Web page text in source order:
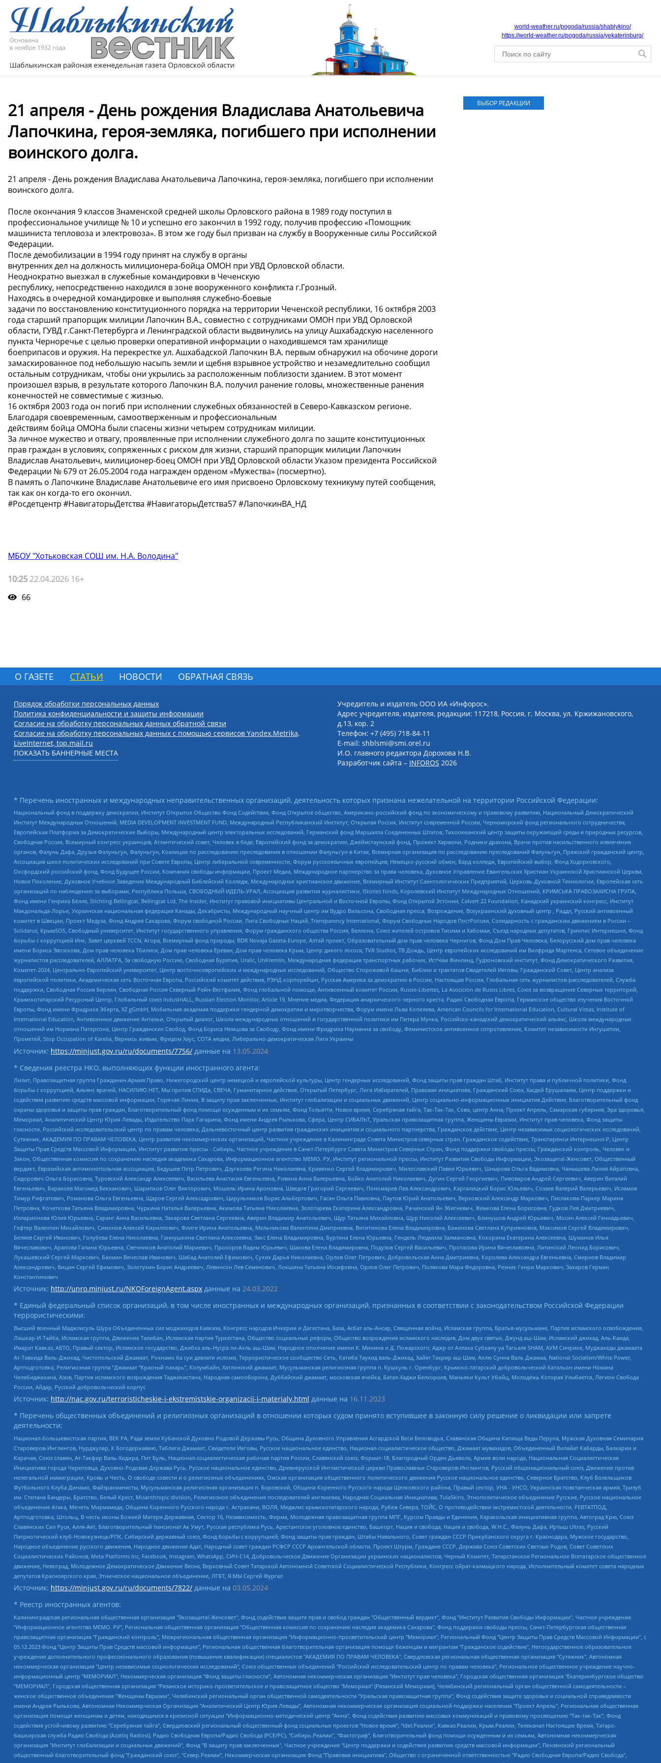
world-weather.ru/pogoda/russia/shablykino/
https://world-weather.ru/pogoda/russia/yekaterinburg/
21 апреля - День рождения Владислава Анатольевича
Лапочкина, героя-земляка, погибшего при исполнении
воинского долга.
21 апреля - День рождения Владислава Анатольевича Лапочкина, героя-земляка, погибшего при исполнении
воинского долга.
После окончания 9 классов Знаменской средней школы Орловского района в 1989 году поступил в
профессиональное училище № 10 и успешно его закончил в 1992 году, получив профессию «Помощник
машиниста тепловоза и электровоза». В этом же году был призван на службу в Вооруженные силы Российской
Федерации.
После демобилизации в 1994 году принят на службу в органы
внутренних дел на должность милиционера-бойца ОМОН при УВД Орловской области.
Неоднократно выезжал в служебные командировки в Чеченскую
республику, непосредственно находился в зоне вооруженного конфликта г.Грозный.
Находясь в очередной командировке и выполняя служебно-боевые
задачи по восстановлению конституционного порядка на территории Чеченской республики, 16 октября 2003
года старший прапорщик милиции Лапочкин В.А., совместно с сотрудниками ОМОН при УВД Орловской
области, ГУВД г.Санкт-Петербурга и Ленинградской области выдвинулись на улицу Ашхабадскую населенного
пункта Черноречье с целью проверки оперативной информации о находившемся там хранилище
боеприпасов и оружия. На перекрестке ул. Ашхабадской Лапочкин В.А. первым обнаружил на обочине дороги
замаскированное под небольшую насыпь земли и щебня взрывное устройство и незамедлительно сообщил
остальным сотрудникам, чтобы они укрылись за расположенным поблизости зданием. В этот момент
произошел взрыв, в результате которого Лапочкин В.А. получил ранение головы, множественные ранения
конечностей не совместимые с жизнью.
16 октября 2003 года он погиб при исполнении служебных обязанностей в Северо-Кавказском регионе.
Благодаря своевременным, самоотверженным и профессиональным
действиям бойца ОМОНа были спасены жизни четырем сотрудникам милиции.
За личное мужество и отвагу, проявленные при исполнении служебного долга по защите конституционных
прав граждан в условиях, сопряженных с риском для жизни, старший прапорщик милиции Лапочкин
Владислав Анатольевич, милиционер-боец ОМОН при УВД Орловской области Указом президента Российской
Федерации № 679 от 26.05.2004 года награжден орденом «Мужества» (посмертно).
В память о Лапочкине Владиславе Анатольевиче его имя присвоено Орловскому техникуму путей сообщения,
так как он когда-то его окончил.
#Росдетцентр #НавигаторыДетства #НавигаторыДетства57 #ЛапочкинВА_НД
МБОУ "Хотьковская СОШ им. Н.А. Володина"
10:25 22.04.2026 16+
66
ВЫБОР РЕДАКЦИИ
О ГАЗЕТЕ СТАТЬИ НОВОСТИ ОБРАТНАЯ СВЯЗЬ
Порядок обработки персональных данных
Политика конфиденциальности и защиты информации
Согласие на обработку персональных данных обратной связи
Согласие на обработку персональных данных с помощью сервисов Yandex.Metrika,
LiveInternet, top.mail.ru
ПОКАЗАТЬ БАННЕРНЫЕ МЕСТА
Учредитель и издатель ООО ИА «Инфорос».
Адрес учредителя, издателя, редакции: 117218, Россия, г. Москва, ул. Кржижановского,
д.13, кор. 2
Телефон: +7 (495) 718-84-11
E-mail: shblsmi@smi.orel.ru
И.О. главного редактора Дорохова Н.В.
Разработчик сайта – INFOROS 2026
* Перечень иностранных и международных неправительственных организаций, деятельность которых признана нежелательной на территории Российской Федерации:
Национальный фонд в поддержку демократии, Институт Открытое Общество Фонд Содействия, Фонд Открытое общество, Американо-российский фонд по экономическому и правовому развитию, Национальный Демократический
Институт Международных Отношений, MEDIA DEVELOPMENT INVESTMENT FUND, Международный Республиканский Институт, Открытая Россия, Институт современной России, Черноморский фонд регионального сотрудничества,
Европейская Платформа за Демократические Выборы, Международный центр электоральных исследований, Германский фонд Маршалла Соединенных Штатов, Тихоокеанский центр защиты окружающей среды и природных ресурсов,
Свободная Россия, Всемирный конгресс украинцев, Атлантический совет, Человек в беде, Европейский фонд за демократию, Джеймстаунский фонд, Прожект Хармони, Родники дракона, Врачи против насильственного извлечения
органов, Фалунь Дафа, Друзья Фалуньгун, Фалуньгун, Коалиция по расследованию преследования в отношении Фалуньгун в Китае, Всемирная организация по расследованию преследований Фалуньгун, Пражский гражданский центр,
Ассоциация школ политических исследований при Совете Европы, Центр либеральной современности, Форум русскоязычных европейцев, Немецко-русский обмен, Бард колледж, Европейский выбор, Фонд Ходорковского,
Оксфордский российский фонд, Фонд Будущее России, Компания свободы информации, Проект Медиа, Международное партнерство за права человека, Духовное Управление Евангельских Христиан Украинской Христианской Церкви,
Новое Поколение, Духовное Учебное Заведение Международный Библейский Колледж, Международное христианское движение, Всемирный Институт Саентологических Предприятий, Церковь Духовной Технологии, Европейская сеть
организаций по наблюдению за выборами, Республика Польша, СВОБОДНЫЙ ИДЕЛЬ-УРАЛ, Ассоциация развития журналистики, IStories fonds, Королевский Институт Международных Отношений, КРИМСЬКА ПРАВОЗАХИСНА ГРУПА,
Фонд имени Генриха Бёлля, Stichting Bellingcat, Bellingcat Ltd, The Insider, Институт правовой инициативы Центральной и Восточной Европы, Фонд Открытой Эстонии, Calvert 22 Foundation, Канадский украинский конгресс, Институт
Макдональда-Лорье, Украинская национальная федерация Канады, Декабристы, Международный научный центр им Вудро Вильсона, Свободная пресса, Возрождение, Всеукраинский духовный центр , Риддл, Русский антивоенный
комитет в Швеции, Проект Медуза, Фонд Андрея Сахарова, Форум свободной России, Лига Свободных Наций, Transparеncy International, Форум Свободных Народов ПостРоссии, Солидарность с гражданским движением в России –
Solidarus, КрымSOS, Свободный университет, Институт государственного управления, Форум гражданского общества Россия, Беллона, Союз жителей островов Тисима и Хабомаи, Съезд народных депутатов, Гринпис Интернешнл, Фонд
борьбы с коррупцией Инк, Завет церквей TCCN, Агора, Всемирный фонд природы, BDR Novaja Gazeta-Europe, Алтай проект, Образовательный дом прав человека Чернигов, Фонд Дом Прав Человека, Белорусский дом прав человека
имени Бориса Звозскова, Дом прав человека Тбилиси, Дом прав человека Ереван, Дом прав человека Крым, Центр дикого лосося, TVR Studios, ТВ Дождь, Центр европейских исследований им Вилфрида Мартенса, Сетевое объединение
журналистов расследователей, АЛЛАТРА, За свободную Россию, Свободная Бурятия, Uralic, UnKremlin, Международная федерация транспортных рабочих, ИстЧам Финланд, Гудзоновский институт, Фонд Демократического Развития,
Комитет-2024, Центрально-Европейский университет, Центр восточноевропейских и международных исследований, Общество Сторожевой башни, Библии и трактатов Свидетелей Иеговы, Гражданский Совет, Центр анализа
европейской политики, Академическая сеть Восточная Европа, Российский комитет действия, РЭНД корпорейшн, Русская Америка за демократию в России, Настоящая Россия, Глобальная сеть журналистов-расследователей, Служба
поддержки, Свободная Россия Берлин, Свободная Россия Северный Рейн-Вестфалия, Фонд глобальной помощи, Антивоенный комитет России, Russie-Libertes, La Asocicion de Rusos Libres, Союз за возвращение Северных территорий,
Крымскотатарский Ресурсный Центр, Глобальный союз IndustriALL, Russian Election Monitor, Article 19, Мнение медиа, Федерация анархического черного креста, Радио Свободная Европа, Германское общество изучения Восточной
Европы, Фонд имени Фридриха Эберта, XZ gGmbH, Мобильная академия поддержки гендерной демократии и миротворчества, Форум имени Льва Копелева, American Councils for International Education, Cultural Vistas, Institute of
International Education, Антивоенное движение Антальи, Открытый диалог, Школа международных отношений и государственной политики им Питера Мунка, Российско-канадский демократический альянс, Школа международных
отношений им Нормана Патерсона, Центр Гражданских Свобод, Фонд Бориса Немцова за Свободу, Фонд имени Фридриха Науманна за свободу, Феминистское антивоенное сопротивление, Комитет независимости Ингушетии,
Прометей, Stop Occupation of Karelia, Вернись живым, Фридом Хаус, СОТА медиа, Либерально-демократическая Лига Украины
Источник: https://minjust.gov.ru/ru/documents/7756/ данные на 13.05.2024
* Сведения реестра НКО, выполняющих функции иностранного агента:
Лилит, Правозащитная группа Гражданин.Армия.Право, Нижегородский центр немецкой и европейской культуры, Центр гендерных исследований, Фонд защиты прав граждан Штаб, Институт права и публичной политики, Фонд
борьбы с коррупцией, Альянс врачей, НАСИЛИЮ.НЕТ, Мы против СПИДа, СВЕЧА, Гуманитарное действие, Открытый Петербург, Лига Избирателей, Правовая инициатива, Гражданский Союз, Хасдей Ерушалаим, Центр поддержки и
содействия развитию средств массовой информации, Горячая Линия, В защиту прав заключенных, Институт глобализации и социальных движений, Центр социально-информационных инициатив Действие, Благотворительный фонд
охраны здоровья и защиты прав граждан, Благотворительный фонд помощи осужденным и их семьям, Фонд Тольятти, Новое время, Серебряная тайга, Так-Так-Так, Сова, центр Анна, Проект Апрель, Самарская губерния, Эра здоровья,
Мемориал, Аналитический Центр Юрия Левады, Издательство Парк Гагарина, Фонд имени Андрея Рылькова, Сфера, Центр СИБАЛЬТ, Уральская правозащитная группа, Женщины Евразии, Институт прав человека, Фонд защиты
гласности, Российский исследовательский центр по правам человека, Дальневосточный центр развития гражданских инициатив и социального партнерства, Гражданское действие, Центр независимых социологических исследований,
Сутяжник, АКАДЕМИЯ ПО ПРАВАМ ЧЕЛОВЕКА, Центр развития некоммерческих организаций, Частное учреждение в Калининграде Совета Министров северных стран, Гражданское содействие, Трансперенси Интернешнл-Р, Центр
Защиты Прав Средств Массовой Информации, Институт развития прессы - Сибирь, Частное учреждение в Санкт-Петербурге Совета Министров Северных Стран, Фонд поддержки свободы прессы, Гражданский контроль, Человек и
Закон, Общественная комиссия по сохранению наследия академика Сахарова, Информационное агентство МЕМО. РУ, Институт региональной прессы, Институт Развития Свободы Информации, Экозащита!-Женсовет, Общественный
вердикт, Евразийская антимонопольная ассоциация, Бедушев Петр Петрович, Дзугкоева Регина Николаевна, Кривенко Сергей Владимирович, Милославский Павел Юрьевич, Шнырова Ольга Вадимовна, Чанышева Лилия Айратовна,
Сидорович Ольга Борисовна, Туровский Александр Алексеевич, Васильева Анастасия Евгеньевна, Ривина Анна Валерьевна, Бойко Анатолий Николаевич, Дугин Сергей Георгиевич, Пивоваров Андрей Сергеевич, Аверин Виталий
Евгеньевич, Барахоев Магомед Бекханович, Шарипков Олег Викторович, Мошель Ирина Ароновна, Шведов Григорий Сергеевич, Пономарев Лев Александрович, Каргалицкий Борис Юльевич, Созаев Валерий Валерьевич, Исламов
Тимур Рифгатович, Романова Ольга Евгеньевна, Щаров Сергей Алексадрович, Цирульников Борис Альбертович, Гасан Ольга Павловна, Паутов Юрий Анатольевич, Верховский Александр Маркович, Пислакова-Паркер Марина
Петровна, Кочеткова Татьяна Владимировна, Чуркина Наталья Валерьевна, Акимова Татьяна Николаевна, Золотарева Екатерина Александровна, Рачинский Ян Збигневич, Жемкова Елена Борисовна, Гудков Лев Дмитриевич,
Илларионова Юлия Юрьевна, Саранг Анна Васильевна, Захарова Светлана Сергеевна, Аверин Владимир Анатольевич, Щур Татьяна Михайловна, Щур Николай Алексеевич, Блинушов Андрей Юрьевич, Мосин Алексей Геннадьевич,
Гефтер Валентин Михайлович, Симонов Алексей Кириллович, Флиге Ирина Анатольевна, Мельникова Валентина Дмитриевна, Вититинова Елена Владимировна, Баженова Светлана Куприяновна, Максимов Сергей Владимирович,
Беляев Сергей Иванович, Голубева Елена Николаевна, Ганнушкина Светлана Алексеевна, Закс Елена Владимировна, Буртина Елена Юрьевна, Гендель Людмила Залмановна, Кокорина Екатерина Алексеевна, Шуманов Илья
Вячеславович, Арапова Галина Юрьевна, Свечников Анатолий Мариевич, Прохоров Вадим Юрьевич, Шахова Елена Владимировна, Подузов Сергей Васильевич, Протасова Ирина Вячеславовна, Литинский Леонид Борисович,
Лукашевский Сергей Маркович, Бахмин Вячеслав Иванович, Шабад Анатолий Ефимович, Сухих Дарья Николаевна, Орлов Олег Петрович, Добровольская Анна Дмитриевна, Королева Александра Евгеньевна, Смирнов Владимир
Александрович, Вицин Сергей Ефимович, Золотухин Борис Андреевич, Левинсон Лев Семенович, Локшина Татьяна Иосифовна, Орлов Олег Петрович, Полякова Мара Федоровна, Резник Генри Маркович, Захаров Герман
Константинович
Источник: http://unro.minjust.ru/NKOForeignAgent.aspx данные на 24.03.2022
* Единый федеральный список организаций, в том числе иностранных и международных организаций, признанных в соответствии с законодательством Российской Федерации
террористическими:
Высший военный Маджлисуль Шура Объединенных сил моджахедов Кавказа, Конгресс народов Ичкерии и Дагестана, База, Асбат аль-Ансар, Священная война, Исламская группа, Братья-мусульмане, Партия исламского освобождения,
Лашкар-И-Тайба, Исламская группа, Движение Талибан, Исламская партия Туркестана, Общество социальных реформ, Общество возрождения исламского наследия, Дом двух святых, Джунд аш-Шам, Исламский джихад, Аль-Каида,
Имарат Кавказ, АБТО, Правый сектор, Исламское государство, Джабха аль-Нусра ли-Ахль аш-Шам, Народное ополчение имени К. Минина и Д. Пожарского, Аджр от Аллаха Субхану уа Тагьаля SHAM, АУМ Синрике, Муджахеды джамаата
Ат-Тавхида Валь-Джихад, Чистопольский Джамаат, Рохнамо ба суи давлати исломи, Террористическое сообщество Сеть, Катиба Таухид валь-Джихад, Хайят Тахрир аш-Шам, Ахлю Сунна Валь Джамаа, National Socialism/White Power,
Артподготовка, Религиозная группа “Джамаат “Красный пахарь”, Колумбайн, Хатлонский джамаат, Мусульманская религиозная группа п. Кушкуль г. Оренбург, Крымско-татарский добровольческий батальон имени Номана
Челебиджихана, Азов, Партия исламского возрождения Таджикистана, Народная самооборона, Дуббайский джамаат, московская ячейка, Батал-Хаджи Белхороев, Маньяки Культ Убийц, Молодёжь Которая Улыбается, Легион Свобода
России, Айдар, Русский добровольческий корпус
Источник: http://nac.gov.ru/terroristicheskie-i-ekstremistskie-organizacii-i-materialy.html данные на 16.11.2023
* Перечень общественных объединений и религиозных организаций в отношении которых судом принято вступившее в законную силу решение о ликвидации или запрете
деятельности:
Национал-большевистская партия, ВЕК РА, Рада земли Кубанской Духовно Родовой Державы Русь, Община Духовного Управления Асгардской Веси Беловодья, Славянская Община Капища Веды Перуна, Мужская Духовная Семинария
Староверов-Инглингов, Нурджулар, К Богодержавию, Таблиги Джамаат, Свидетели Иеговы, Русское национальное единство, Национал-социалистическое общество, Джамаат мувахидов, Объединенный Вилайат Кабарды, Балкарии и
Карачая, Союз славян, Ат-Такфир Валь-Хиджра, Пит Буль, Национал-социалистическая рабочая партия России, Славянский союз, Формат-18, Благородный Орден Дьявола, Армия воли народа, Национальная Социалистическая
Инициатива города Череповца, Духовно-Родовая Держава Русь, Русское национальное единство, Древнерусской Инглистической церкви Православных Староверов-Инглингов, Русский общенациональный союз, Движение против
нелегальной иммиграции, Кровь и Честь, О свободе совести и о религиозных объединениях, Омская организация общественного политического движения Русское национальное единство, Северное Братство, Клуб Болельщиков
Футбольного Клуба Динамо, Файзрахманисты, Мусульманская религиозная организация п. Боровский, Община Коренного Русского народа Щелковского района, Правый сектор, УНА - УНСО, Украинская повстанческая армия, Тризуб
им. Степана Бандеры, Братство, Белый Крест, Misanthropic division, Религиозное объединение последователей инглиизма, Народная Социальная Инициатива, TulaSkins, Этнополитическое объединение Русские, Русское национальное
объединение Атака, Мечеть Мирмамеда, Община Коренного Русского народа г. Астрахани, ВОЛЯ, Меджлис крымскотатарского народа, Рубеж Севера, ТОЙС, О противодействии экстремистской деятельности, РЕВТАТПОД,
Артподготовка, Штольц, В честь иконы Божией Матери Державная, Сектор 16, Независимость, Фирма, Молодежная правозащитная группа МПГ, Курсом Правды и Единения, Каракольская инициативная группа, Автоград Крю, Союз
Славянских Сил Руси, Алля-Аят, Благотворительный пансионат Ак Умут, Русская республика Русь, Арестантское уголовное единство, Башкорт, Нация и свобода, Нация и свобода, W.H.С., Фалунь Дафа, Иртыш Ultras, Русский
Патриотический клуб-Новокузнецк/РПК, Сибирский державный союз, Фонд борьбы с коррупцией, Фонд защиты прав граждан, Штабы Навального, Совет граждан СССР Прикубанского округа г. Краснодара, Мужское государство,
Народное объединение русского движения, Народное движение Адат, Народный совет граждан РСФСР СССР Архангельской области, Проект Штурм, Граждане СССР, Держава Союз Советских Светлых Родов, Совет Советских
Социалистических Районов, Meta Platforms Inc, Facebook, Instagram, WhatsApp, СИЧ-С14, Добровольческое Движение Организации украинских националистов, Черный Комитет, Татарстанское Региональное Всетатарское общественное
движение, Невоград, Молодежное Демократическое Движение Весна, Верховный Совет Татарской Автономной Советской Социалистической Республики, Конгресс ойрат-калмыцкого народа, Исполнительный комитет совета народных
депутатов Красноярского края, Этническое национальное объединение, ЛГБТ, Я.МЫ Сергей Фургал
Источник: https://minjust.gov.ru/ru/documents/7822/ данные на 03.05.2024
* Реестр иностранных агентов:
Калининградская региональная общественная организация "Экозащита!-Женсовет", Фонд содействия защите прав и свобод граждан "Общественный вердикт", Фонд "Институт Развития Свободы Информации", Частное учреждение "Информационное агентство МЕМО. РУ", Региональная общественная организация "Общественная комиссия по сохранению наследия академика Сахарова", Фонд поддержки свободы прессы, Санкт-Петербургская общественная правозащитная организация "Гражданский контроль", Межрегиональная общественная организация "Информационно-просветительский центр "Мемориал", Региональный Фонд "Центр Защиты Прав Средств Массовой Информации", с 05.12.2023 Фонд "Центр Защиты Прав Средств массовой информации", Региональная общественная благотворительная организация помощи беженцам и мигрантам "Гражданское содействие", Негосударственное образовательное учреждение дополнительного профессионального образования (повышение квалификации) специалистов "АКАДЕМИЯ ПО ПРАВАМ ЧЕЛОВЕКА", Свердловская региональная общественная организация "Сутяжник", Автономная некоммерческая организация "Центр независимых социологических исследований", Союз общественных объединений "Российский исследовательский центр по правам человека", Региональное общественное учреждение научно-информационный центр "МЕМОРИАЛ", Некоммерческая организация "Фонд защиты гласности", Автономная некоммерческая организация "Институт прав человека", Городская общественная организация "Екатеринбургское общество "МЕМОРИАЛ", Городская общественная организация "Рязанское историко-просветительское и правозащитное общество "Мемориал" (Рязанский Мемориал), Челябинский региональный орган общественной самодеятельности – женское общественное объединение "Женщины Евразии", Челябинский региональный орган общественной самодеятельности "Уральская правозащитная группа", Фонд содействия защите здоровья и социальной справедливости имени Андрея Рылькова, Автономная Некоммерческая Организация "Аналитический Центр Юрия Левады", Автономная некоммерческая организация социальной поддержки населения "Проект Апрель", Региональная общественная организация помощи женщинам и детям, находящимся в кризисной ситуации "Информационно-методический центр "Анна", Фонд содействия развитию массовых коммуникаций и правовому просвещению "Так-так-Так", Фонд содействия устойчивому развитию "Серебряная тайга", Свердловский региональный общественный фонд социальных проектов "Новое время", "Idel.Реалии", Кавказ.Реалии, Крым.Реалии, Телеканал Настоящее Время, Татаро-башкирская служба Радио Свобода (Azatliq Radiosi), Радио Свободная Европа/Радио Свобода (PCE/PC), "Сибирь.Реалии", "Фактограф", Благотворительный фонд помощи осужденным и их семьям, Автономная некоммерческая организация "Институт глобализации и социальных движений", Фонд "В защиту прав заключенных", Частное учреждение "Центр поддержки и содействия развитию средств массовой информации", Пензенский региональный общественный благотворительный фонд "Гражданский союз", "Север.Реалии", Некоммерческая организация Фонд "Правовая инициатива", Общество с ограниченной ответственностью "Радио Свободная Европа/Радио Свобода", Чешское информационное агентство "MEDIUM-ORIENT", Красноярская региональная общественная организация "Мы против СПИДа", Камалягин Денис Николаевич, Маркелов Сергей Евгеньевич, Пономарев Лев Александрович, Савицкая Людмила Алексеевна, Автономная некоммерческая организация "Центр по работе с проблемой насилия "НАСИЛИЮ.НЕТ", Межрегиональный профессиональный союз работников здравоохранения "Альянс врачей", Юридическое лицо, зарегистрированное в Латвийской Республике, SIA "Medusa Project" (регистрационный номер 40103797863, дата регистрации 10.06.2014), Некоммерческая организация "Фонд по борьбе с коррупцией", Автономная некоммерческая организация "Институт права и публичной политики", Баданин Роман Сергеевич, Гликин Максим Александрович, Железнова Мария Михайловна, Лукьянова Юлия Сергеевна, Маетная Елизавета Витальевна, Маняхин Петр Борисович, Чуракова Ольга Владимировна, Ярош Юлия Петровна, Юридическое лицо "The Insider SIA", зарегистрированное в Риге, Латвийская Республика (дата регистрации 26.06.2015), являющееся администратором доменного имени интернет-издания "The Insider SIA", https://theins.ru, Постернак Алексей Евгеньевич, Рубин Михаил Аркадьевич, Анин Роман Александрович, Юридическое лицо Istories fonds, зарегистрированное в Латвийской Республике (регистрационный номер 50008295751, дата регистрации 24.02.2020), Великовский Дмитрий Александрович, Долинина Ирина Николаевна, Мароховская Алеся Алексеевна, Шлейнов Роман Юрьевич, Шмагун Олеся Валентиновна, Общество с ограниченной ответственностью "Альтаир 2021", Общество с ограниченной ответственностью "Вега 2021", Общество с ограниченной ответственностью "Главный редактор 2021", Общество с ограниченной ответственностью "Ромашки монолит", Важенков Артем Валерьевич, Ивановская областная общественная организация "Центр гендерных исследований", Гурман Юрий Альбертович, Медиапроект "ОВД-Инфо", Егоров Владимир Владимирович, Жилинский Владимир Александрович, Общество с ограниченной ответственностью "ЗП", Иванова София Юрьевна, Карезина Инна Павловна, Кильтау Екатерина Викторовна, Петров Алексей Викторович, Пискунов Сергей Евгеньевич, Смирнов Сергей Сергеевич, Тихонов Михаил Сергеевич, Общество с ограниченной ответственностью "ЖУРНАЛИСТ-ИНОСТРАННЫЙ АГЕНТ", Арапова Галина Юрьевна, Вольтская Татьяна Анатольевна, Американская компания "Mason G.E.S. Anonymous Foundation" (США), являющаяся владельцем интернет-издания https://mnews.world/, Компания "Stichting Bellingcat", зарегистрированная в Нидерландах (дата регистрации 11.07.2018), Захаров Андрей Вячеславович, Клепиковская Екатерина Дмитриевна, Общество с ограниченной ответственностью "МЕМО", Перл Роман Александрович, Симонов Евгений Алексеевич, Соловьева Елена Анатольевна, Сотников Даниил Владимирович, Сурначева Елизавета Дмитриевна, Автономная некоммерческая организация по защите прав человека и информированию населения "Якутия – Наше Мнение", Общество с ограниченной ответственностью "Москоу диджитал медиа", с 26.01.2023 Общество с ограниченной ответственностью "Чайка Белые сады", Ветошкина Валерия Валерьевна, Заговора Максим Александрович, Межрегиональное общественное движение "Российская ЛГБТ - сеть", Оленичев Максим Владимирович, Павлов Иван Юрьевич, Скворцова Елена Сергеевна, Общество с ограниченной ответственностью "Как бы инагент", Кочетков Игорь Викторович, Общество с ограниченной ответственностью "Честные выборы", Еланчик Олег Александрович, Общество с ограниченной ответственностью "Нобелевский призыв", Гималова Регина Эмилевна, Григорьев Андрей Валерьевич, Григорьева Алина Александровна, Ассоциация по содействию защите прав призывников, альтернативнослужащих и военнослужащих "Правозащитная группа "Гражданин.Армия.Право", Хисамова Регина Фаритовна, Автономная некоммерческая организация по реализации социально-правовых программ "Лилит", Дальневосточное общественное движение "Маяк", Санкт-Петербургская ЛГБТ-инициативная группа "Выход", Инициативная группа ЛГБТ+ "Реверс", Алексеев Андрей Викторович, Бекбулатова Таисия Львовна, Беляев Иван Михайлович, Владыкина Елена Сергеевна, Гельман Марат Александрович, Никульшина Вероника Юрьевна, Толоконникова Надежда Андреевна, Шендерович Виктор Анатольевич, Общество с ограниченной ответственностью "Данное сообщение", Общество с ограниченной ответственностью Издательский дом "Новая глава", Айнбиндер Александра Александровна, Московский комьюнити-центр для ЛГБТ+инициатив, Благотворительный фонд развития филантропии, Deutsche Welle (Германия, Kurt-Schumacher-Strasse 3, 53113 Bonn), Борзунова Мария Михайловна, Воробьев Виктор Викторович, Голубева Анна Львовна, Константинова Алла Михайловна, Малкова Ирина Владимировна, Мурадов Мурад Абдулгалимович, Осетинская Елизавета Николаевна, Понасенков Евгений Николаевич, Ганапольский Матвей Юрьевич, Киселев Евгений Алексеевич, Борухович Ирина Григорьевна, Дремин Иван Тимофеевич, Дубровский Дмитрий Викторович, Красноярская региональная общественная организация поддержки и развития альтернативных образовательных технологий и межкультурных коммуникаций "ИНТЕРРА", Маяковская Екатерина Алексеевна, Фейгин Марк Захарович, Филимонов Андрей Викторович, Дзугкоева Регина Николаевна, Доброхотов Роман Александрович, Дудь Юрий Александрович, Елкин Сергей Владимирович, Кругликов Кирилл Игоревич, Сабунаева Мария Леонидовна, Семенов Алексей Владимирович, Шаинян Карен Багратович, Шульман Екатерина Михайловна, Асафьев Артур Валерьевич, Вахштайн Виктор Семенович, Венедиктов Алексей Алексеевич, Лушникова Екатерина Евгеньевна, Волков Леонид Михайлович, Невзоров Александр Глебович, Пархоменко Сергей Борисович, Сироткин Ярослав Николаевич, Кара-Мурза Владимир Владимирович, Баранова Наталья Владимировна, Гозман Леонид Яковлевич, Кагарлицкий Борис Юльевич, Климарев Михаил Валерьевич, Милов Владимир Станиславович, Автономная некоммерческая организация Краснодарский центр современного искусства "Типография", Моргенштерн Алишер Тагирович, Соболь Любовь Эдуардовна, Общество с ограниченной ответственностью "ЛИЗА НОРМ", Каспаров Гарри Кимович, Ходорковский Михаил Борисович, Общество с ограниченной ответственностью "Апрельские тезисы", Данилович Ирина Брониславовна, Кашин Олег Владимирович, Петров Николай Владимирович, Пивоваров Алексей Владимирович, Соколов Михаил Владимирович, Цветкова Юлия Владимировна, Чичваркин Евгений Александрович, Комитет против пыток/Команда против пыток, Общество с ограниченной ответственностью "Первый научный", Общество с ограниченной ответственностью "Вертолет и ко", Белоцерковская Вероника Борисовна, Кац Максим Евгеньевич, Лазарева Татьяна Юрьевна, Шаведдинов Руслан Табризович, Яшин Илья Валерьевич, Общество с ограниченной ответственностью "Иноагент ААВ", Алешковский Дмитрий Петрович, Альбац Евгения Марковна, Быков Дмитрий Львович, Галямина Юлия Евгеньевна, Лойко Сергей Леонидович, Мартынов Кирилл Константинович, Медведев Сергей Александрович, Крашенинников Федор Геннадиевич, Гордеева Катерина Вл